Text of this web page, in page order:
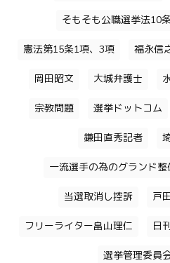
そもそも公職選挙法10
憲法第15条1項、3項 福永信
岡田昭文 大城弁護士
宗教問題 選挙ドットコム
鎌田直秀記者
一流選手の為のグランド整
当選取消し控訴 戸
フリーライター畠山理仁 日
選挙管理委員